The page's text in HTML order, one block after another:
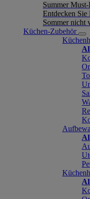
Summer
Entdecken Sie
Sommer nicht
Küchen-Zubehör